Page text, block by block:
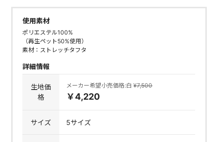
使用素材
ポリエステル100%
（再生ペット50%使用）
素材：ストレッチタフタ
詳細情報
生地価
格
メーカー希望小売価格:白¥7,500
￥4,220
サイズ 5サイズ